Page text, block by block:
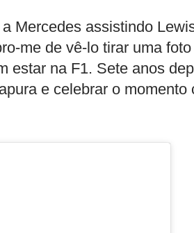
Mercedes assistindo
me de vê-lo tirar uma
estar na F1. Sete anos
e celebrar o momento